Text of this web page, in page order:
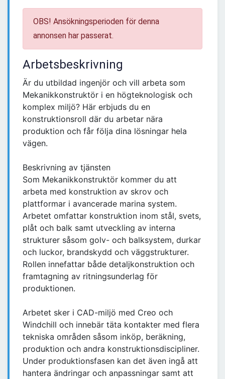
OBS! Ansökningsperioden för denna
annonsen har passerat.
Arbetsbeskrivning
Är du utbildad ingenjör och vill arbeta som
Mekanikkonstruktör i en högteknologisk och
komplex miljö? Här erbjuds du en
konstruktionsroll där du arbetar nära
produktion och får följa dina lösningar hela
vägen.
Beskrivning av tjänsten
Som Mekanikkonstruktör kommer du att
arbeta med konstruktion av skrov och
plattformar i avancerade marina system.
Arbetet omfattar konstruktion inom stål, svets,
plåt och balk samt utveckling av interna
strukturer såsom golv- och balksystem, durkar
och luckor, brandskydd och väggstrukturer.
Rollen innefattar både detaljkonstruktion och
framtagning av ritningsunderlag för
produktionen.
Arbetet sker i CAD-miljö med Creo och
Windchill och innebär täta kontakter med flera
tekniska områden såsom inköp, beräkning,
produktion och andra konstruktionsdiscipliner.
Under produktionsfasen kan det även ingå att
hantera ändringar och anpassningar samt att